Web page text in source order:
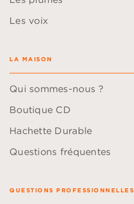
Les voix
LA MAISON
Qui sommes-nous ?
Boutique CD
Hachette Durable
Questions fréquentes
QUESTIONS PROFESSIONNELLES